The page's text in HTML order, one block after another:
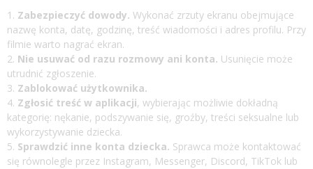
Zabezpieczyć dowody. Wykonać zrzuty ekranu obejmujące
nazwę konta, datę, godzinę, treść wiadomości i adres profilu. Przy
filmie warto nagrać ekran.
Nie usuwać od razu rozmowy ani konta. Usunięcie może
utrudnić zgłoszenie.
Zablokować użytkownika.
Zgłosić treść w aplikacji, wybierając możliwie dokładną
kategorię: nękanie, podszywanie się, groźby, treści seksualne lub
wykorzystywanie dziecka.
Sprawdzić inne konta dziecka. Sprawca może kontaktować
się równolegle przez Instagram, Messenger, Discord, TikTok lub